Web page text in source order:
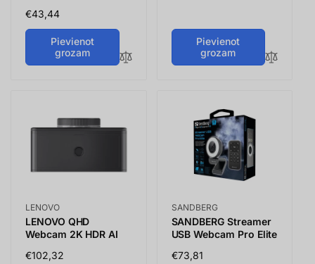
Parastā
cena
€43,44
Pievienot
grozam
Pievienot
grozam
Vendor:
LENOVO
LENOVO QHD
Webcam 2K HDR AI
Parastā
€102,32
Vendor:
SANDBERG
SANDBERG Streamer
USB Webcam Pro Elite
Parastā
€73,81